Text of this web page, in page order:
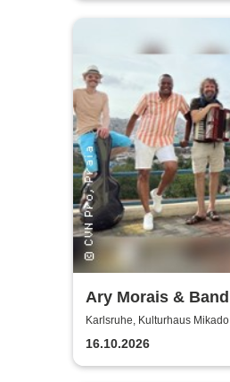
Ary Morais & Band
Karlsruhe, Kulturhaus Mikado
16.10.2026